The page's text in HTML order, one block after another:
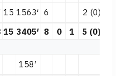
15 1563′ 6
2 (0)
15 3405′ 8 0 1 5 (0)
158′